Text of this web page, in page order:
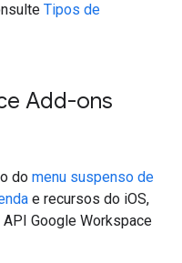
Tipos de
Add-ons
do menu suspenso de
e recursos do iOS,
Google Workspace